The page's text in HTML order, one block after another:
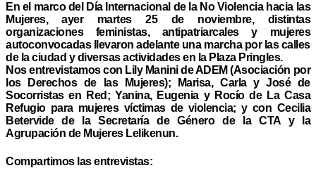
En el marco del Día Internacional de la No Violencia hacia las
Mujeres, ayer martes 25 de noviembre, distintas
organizaciones feministas, antipatriarcales y mujeres
autoconvocadas llevaron adelante una marcha por las calles
de la ciudad y diversas actividades en la Plaza Pringles.
Nos entrevistamos con Lily Manini de ADEM (Asociación por
los Derechos de las Mujeres); Marisa, Carla y José de
Socorristas en Red; Yanina, Eugenia y Rocío de La Casa
Refugio para mujeres víctimas de violencia; y con Cecilia
Betervide de la Secretaría de Género de la CTA y la
Agrupación de Mujeres Lelikenun.
Compartimos las entrevistas: